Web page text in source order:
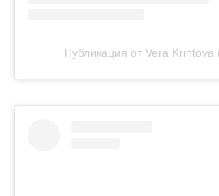
Публикация от Vera